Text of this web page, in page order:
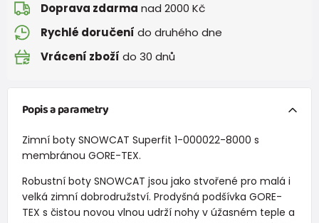
Doprava zdarma nad 2000 Kč
Rychlé doručení do druhého dne
Vrácení zboží do 30 dnů
Popis a parametry
Zimní boty SNOWCAT Superfit 1-000022-8000 s
membránou GORE-TEX.
Robustní boty SNOWCAT jsou jako stvořené pro malá i
velká zimní dobrodružství. Prodyšná podšívka GORE-
TEX s čistou novou vlnou udrží nohy v úžasném teple a